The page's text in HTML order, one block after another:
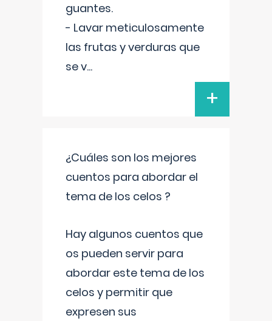
guantes.
- Lavar meticulosamente
las frutas y verduras que
se v...
+
¿Cuáles son los mejores
cuentos para abordar el
tema de los celos ?
Hay algunos cuentos que
os pueden servir para
abordar este tema de los
celos y permitir que
expresen sus